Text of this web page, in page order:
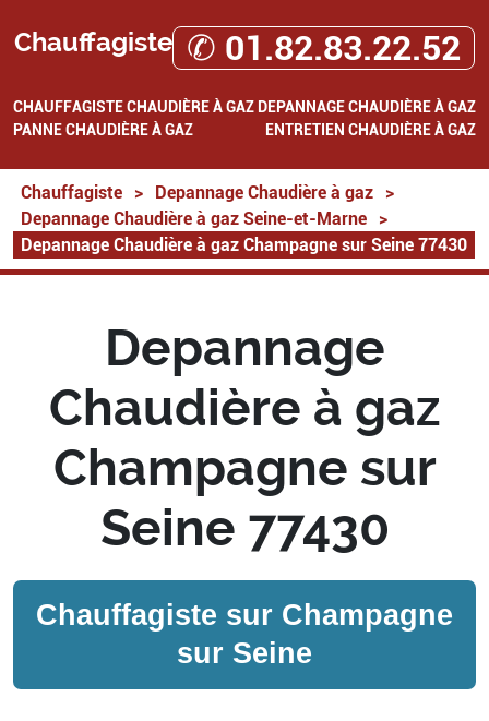
Chauffagiste ✆ 01.82.83.22.52
CHAUFFAGISTECHAUDIÈRE À GAZ DEPANNAGE CHAUDIÈRE À GAZ
PANNE CHAUDIÈRE À GAZ
ENTRETIEN CHAUDIÈRE À GAZ
Chauffagiste > Depannage Chaudière à gaz
>
Depannage Chaudière à gaz Seine-et-Marne
>
Depannage Chaudière à gaz Champagne sur Seine 77430
Depannage
Chaudière à gaz
Champagne sur
Seine 77430
Chauffagiste sur Champagne
sur Seine